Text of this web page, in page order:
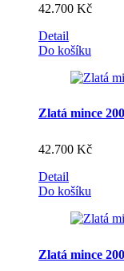
42.700 Kč
Detail
Do košíku
Zlatá mince
42.700 Kč
Detail
Do košíku
Zlatá mince